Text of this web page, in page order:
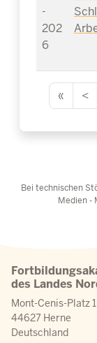
-
202
6
« <
Bei technischen
Medien -
des Landes
Mont-Cenis-Platz 1
44627 Herne
Deutschland